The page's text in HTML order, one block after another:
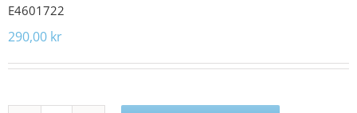
E4601722
290,00 kr